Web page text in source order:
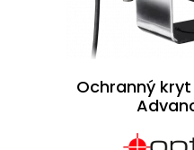
Ochranný